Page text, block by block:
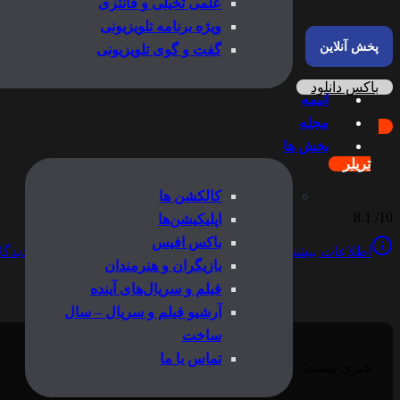
علمی تخیلی و فانتزی
ویژه برنامه تلویزیونی
گفت و گوی تلویزیونی
انیمه
مجله
بخش ها
کالکشن ها
اپلیکیشن‌ها
باکس افیس
بازیگران و هنرمندان
فیلم و سریال‌های آینده
آرشیو فیلم و سریال – سال
ساخت
تماس با ما
پخش آنلاین
باکس دانلود
تریلر
10/
8.1
اطلاعات بیشتر بازیگران کالکشن‌ها